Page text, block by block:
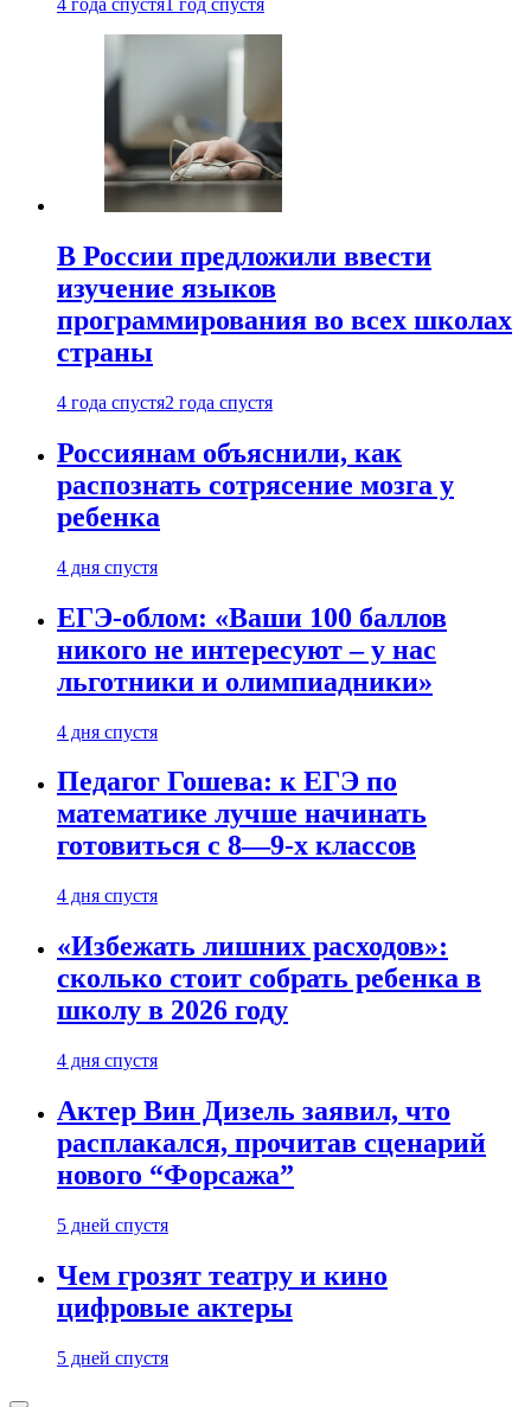
4 года спустя 1 год спустя
В России предложили ввести
изучение языков
программирования во всех школах
страны
4 года спустя2 года спустя
Россиянам объяснили, как
распознать сотрясение мозга у
ребенка
4 дня спустя
ЕГЭ-облом: «Ваши 100 баллов
никого не интересуют – у нас
льготники и олимпиадники»
4 дня спустя
Педагог Гошева: к ЕГЭ по
математике лучше начинать
готовиться с 8—9-х классов
4 дня спустя
«Избежать лишних расходов»:
сколько стоит собрать ребенка в
школу в 2026 году
4 дня спустя
Актер Вин Дизель заявил, что
расплакался, прочитав сценарий
нового “Форсажа”
5 дней спустя
Чем грозят театру и кино
цифровые актеры
5 дней спустя